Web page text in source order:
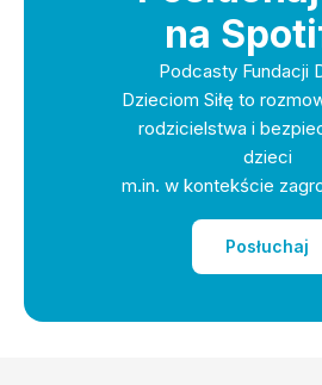
na
Podcasty Fundacji
Dzieciom Siłę to
rodzicielstwa i
dzieci
m.in. w kontekście
Posłuchaj